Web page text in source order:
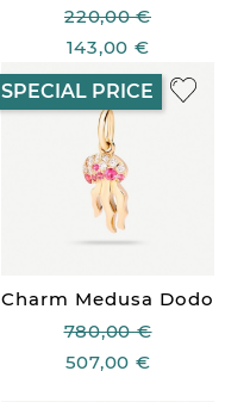
220,00 €
143,00 €
Charm Medusa Dodo
780,00 €
507,00 €
SPECIAL PRICE